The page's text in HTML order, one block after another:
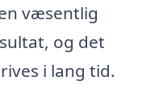
væsentlig
og det
i lang tid.